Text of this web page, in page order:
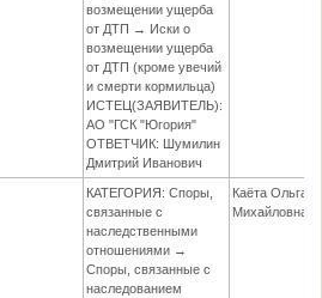
возмещении ущерба
от ДТП → Иски о
возмещении ущерба
от ДТП (кроме увечий
и смерти кормильца)
ИСТЕЦ(ЗАЯВИТЕЛЬ):
АО "ГСК "Югория"
ОТВЕТЧИК: Шумилин
Дмитрий Иванович
КАТЕГОРИЯ: Споры,
связанные с
наследственными
отношениями →
Споры, связанные с
наследованием
Каёта Ольга
Михайловна